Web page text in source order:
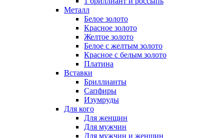
Металл
Белое золото
Красное золото
Желтое золото
Белое с желтым золото
Красное с белым золото
Платина
Вставки
Бриллианты
Сапфиры
Изумруды
Для кого
Для женщин
Для мужчин
Для мужчин и женщин